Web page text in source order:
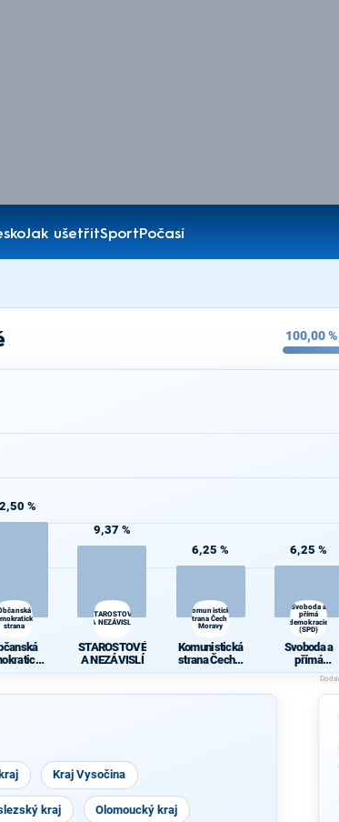
Jak ušetřitSportPočasí
100,00%
%
strana
9,37 %
STAROSTOVÉ
A NEZÁVISLÍ
STAROSTOVÉ
A NEZÁVISLÍ
6,25 %
Komunistická
strana Čech a
Moravy
Komunistická
strana Čech a
Moravy
6,25 %
Svoboda a
přímá
demokracie
(SPD)
Svoboda a
přímá
demokracie
(SPD)
Kraj Vysočina
kraj Olomoucký kraj